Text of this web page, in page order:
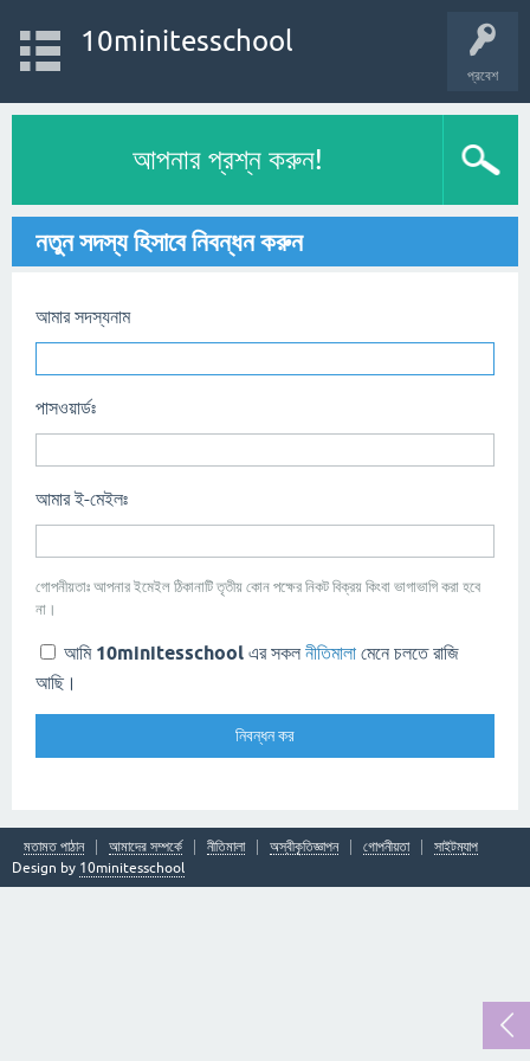
প্রবেশ
10minitesschool
আপনার প্রশ্ন করুন!
নতুন সদস্য হিসাবে নিবন্ধন করুন
আমার সদস্যনাম
পাসওয়ার্ডঃ
আমার ই-মেইলঃ
গোপনীয়তাঃ আপনার ইমেইল ঠিকানাটি তৃতীয় কোন পক্ষের নিকট বিক্রয় কিংবা ভাগাভাগি করা হবে
না।
আমি 10minitesschool এর সকল নীতিমালা মেনে চলতে রাজি
আছি।
মতামত পাঠান আমাদের সম্পর্কে নীতিমালা অস্বীকৃতিজ্ঞাপন গোপনীয়তা
সাইটম্যাপ
Design by 10minitesschool